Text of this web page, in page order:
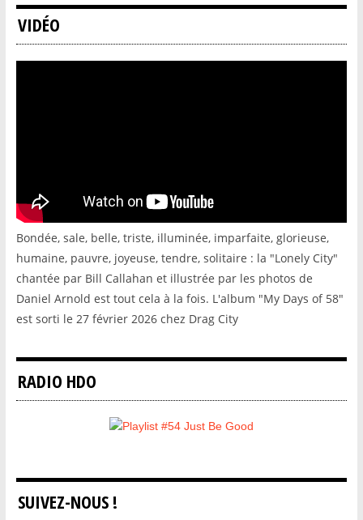
VIDÉO
Bondée, sale, belle, triste, illuminée, imparfaite, glorieuse,
humaine, pauvre, joyeuse, tendre, solitaire : la "Lonely City"
chantée par Bill Callahan et illustrée par les photos de
Daniel Arnold est tout cela à la fois. L'album "My Days of 58"
est sorti le 27 février 2026 chez Drag City
RADIO HDO
SUIVEZ-NOUS !